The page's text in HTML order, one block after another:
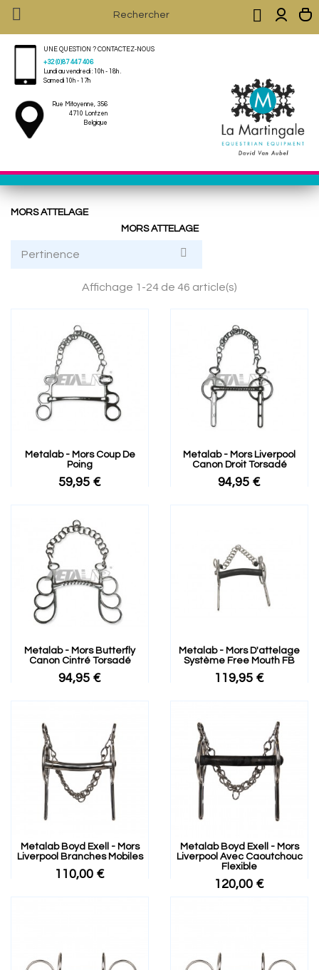
 
UNE QUESTION ? CONTACTEZ-NOUS
+32 (0)87 447 406
Lundi au vendredi : 10h - 18h .
Samedi 10h - 17h
Rue Mitoyenne, 356
4710 Lontzen
Belgique
MORS ATTELAGE
MORS ATTELAGE
Pertinence 
Affichage 1-24 de 46 article(s)
Metalab - Mors Coup De
Poing
59,95 €
Metalab - Mors Liverpool
Canon Droit Torsadé
94,95 €
Metalab - Mors Butterfly
Canon Cintré Torsadé
94,95 €
Metalab - Mors D'attelage
Système Free Mouth FB
119,95 €
Metalab Boyd Exell - Mors
Liverpool Branches Mobiles
110,00 €
Metalab Boyd Exell - Mors
Liverpool Avec Caoutchouc
Flexible
120,00 €